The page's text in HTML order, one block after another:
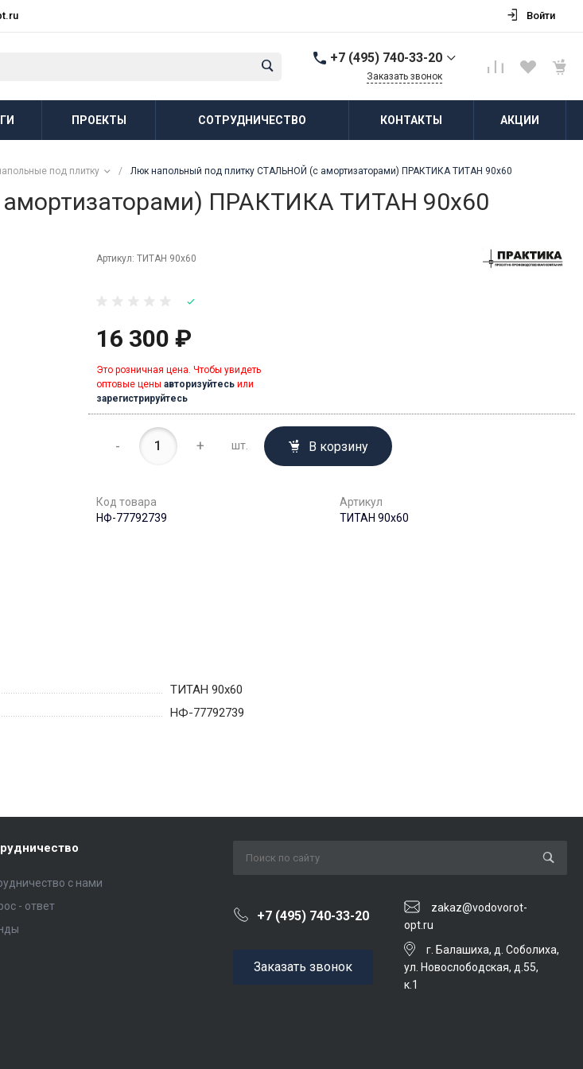
Войти
+7 (495) 740-33-20
г. Балашиха, д.
Пн-Пт: 8:00-18:00 Cб-Вс:
zakaz@vodovorot-opt.ru
Заказать звонок
ПРОЕКТЫ СОТРУДНИЧЕСТВО КОНТАКТЫ АКЦИИ
под плитку / Люк напольный под плитку СТАЛЬНОЙ (с амортизаторами) ПРАКТИКА ТИТАН 90х60
ПРАКТИКА ТИТАН 90х60
Артикул: ТИТАН 90х60
16 300 ₽
Это розничная цена. Чтобы увидеть
оптовые цены авторизуйтесьили
зарегистрируйтесь
- + шт. В корзину
Код товара
НФ-77792739
Артикул
ТИТАН 90х60
ТИТАН 90х60
НФ-77792739
с нами
- ответ
+7 (495) 740-33-20
zakaz@vodovorot-
opt.ru
Заказать звонок
г. Балашиха, д. Соболиха,
ул. Новослободская, д.55,
к.1